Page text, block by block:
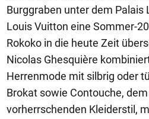
Burggraben unter dem Palais
Louis Vuitton eine Sommer-
Rokoko in die heute Zeit
Nicolas Ghesquière
Herrenmode mit silbrig oder
Brokat sowie Contouche,
vorherrschenden Kleiderstil,